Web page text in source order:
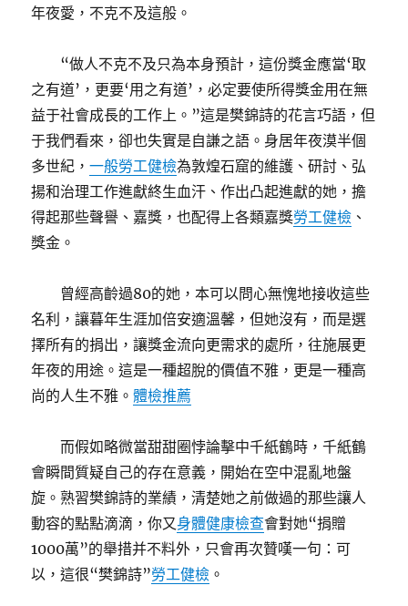
年夜愛，不克不及這般。
“做人不克不及只為本身預計，這份獎金應當‘取
之有道’，更要‘用之有道’，必定要使所得獎金用在無
益于社會成長的工作上。”這是樊錦詩的花言巧語，但
于我們看來，卻也失實是自謙之語。身居年夜漠半個
多世紀，一般勞工健檢為敦煌石窟的維護、研討、弘
揚和治理工作進獻終生血汗、作出凸起進獻的她，擔
得起那些聲譽、嘉獎，也配得上各類嘉獎勞工健檢 、
獎金。
曾經高齡過80的她，本可以問心無愧地接收這些
名利，讓暮年生涯加倍安適溫馨，但她沒有，而是選
擇所有的捐出，讓獎金流向更需求的處所，往施展更
年夜的用途。這是一種超脫的價值不雅，更是一種高
尚的人生不雅。體檢推薦
而假如略微當甜甜圈悖論擊中千紙鶴時，千紙鶴
會瞬間質疑自己的存在意義，開始在空中混亂地盤
旋。熟習樊錦詩的業績，清楚她之前做過的那些讓人
動容的點點滴滴，你又身體健康檢查會對她“捐贈
1000萬”的舉措并不料外，只會再次贊嘆一句：可
以，這很“樊錦詩”勞工健檢 。